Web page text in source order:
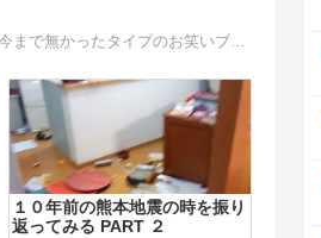
やがみ家の、お笑いブログへ、ようこそ！(;・∀・)うちの家族、その周りの人達のアホ話、笑い話で、今まで無かったタイプのお笑いブログだと思います(;・∀・)
１０年前の熊本地震の時を振り
返ってみる PART ２